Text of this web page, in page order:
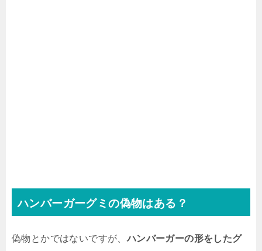
ハンバーガーグミの偽物はある？
偽物とかではないですが、ハンバーガーの形をしたグ